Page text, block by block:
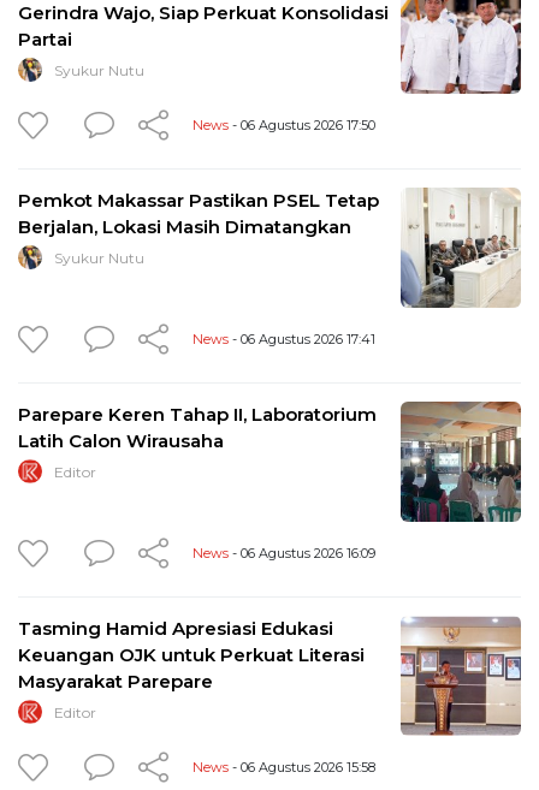
Gerindra Wajo, Siap Perkuat Konsolidasi
Partai
Syukur Nutu
News - 06 Agustus 2026 17:50
Pemkot Makassar Pastikan PSEL Tetap
Berjalan, Lokasi Masih Dimatangkan
Syukur Nutu
News - 06 Agustus 2026 17:41
Parepare Keren Tahap II, Laboratorium
Latih Calon Wirausaha
Editor
News - 06 Agustus 2026 16:09
Tasming Hamid Apresiasi Edukasi
Keuangan OJK untuk Perkuat Literasi
Masyarakat Parepare
Editor
News - 06 Agustus 2026 15:58